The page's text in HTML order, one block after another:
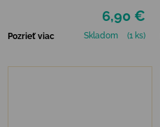
6,90 €
Pozrieť viac Skladom (1 ks)